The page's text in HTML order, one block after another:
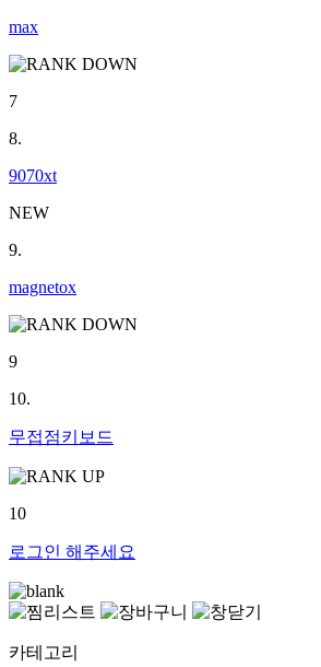
max
7
8.
9070xt
NEW
9.
magnetox
9
10.
무접점키보드
10
로그인 해주세요
카테고리